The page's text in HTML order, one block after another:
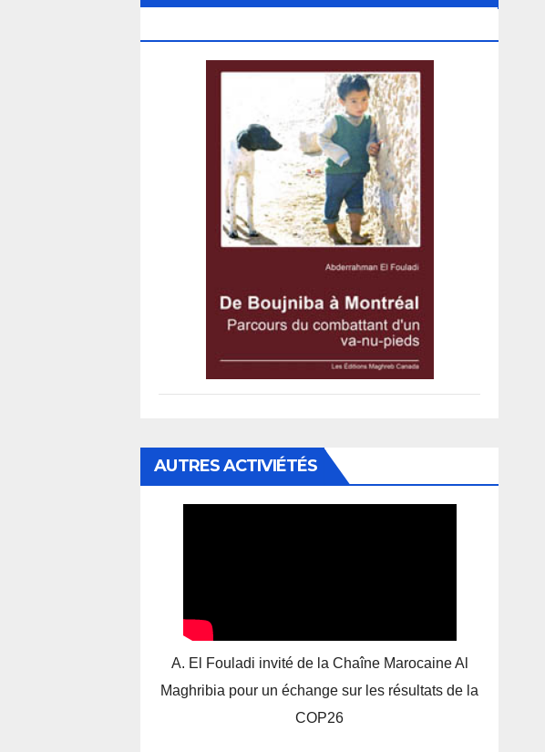
AUTRES ACTIVIÉTÉS
A. El Fouladi invité de la Chaîne Marocaine Al
Maghribia pour un échange sur les résultats de la
COP26